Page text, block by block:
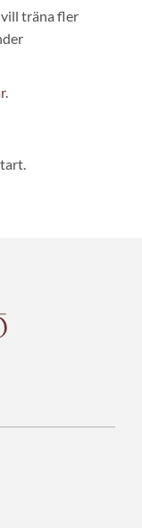
träna fler
.